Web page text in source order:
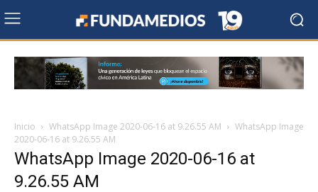
Inicio WhatsApp Image 2020-06-16 at 9.26.55 AM
WhatsApp Image
2020-06-16 at 9.26.55 AM
WhatsApp Image 2020-06-16 at
9.26.55 AM